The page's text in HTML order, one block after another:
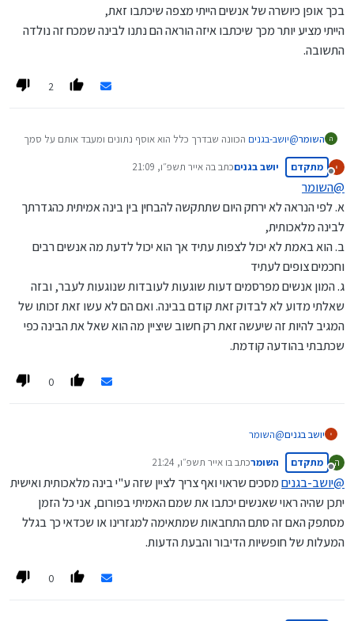
בכך אופן כיושרה של אנשים הייתי מצפה שיכתבו זאת,
הייתי מציע יותר מכך שיכתבו איזה הוראה הם נתנו לבינה שמכח זה נולדה
התשובה.
2
ה השומר@יושב-בגנים הכוונה שבדרך כלל הוא אוסף נתונים ומעבד אותם על סמך
המידע שהוא אסף זה לא בינה אמיתית (אם כי ודאי שהוא אמור לדעת יותר
מכולם) ולכן בשלב זה זה לקחת מידע ולבסס עליו דבר ולא יצירה חדשה
מנותק
מתקדם יושב בגניםכתב בה אייר תשפ״ו, 21:09
נערך לאחרונה על ידי
@השומר
א. לפי הנראה לא ירחק היום שתתקשה להבחין בין בינה אמיתית כהגדרתך
לבינה מלאכותית,
ב. הוא באמת לא יכול לצפות עתיד אך הוא יכול לדעת מה אנשים רבים
וחכמים צופים לעתיד
ג. המון אנשים מפרסמים דעות שוגעות לעובדות שנוגעות לעבר, ובזה
שאלתי מדוע לא לבדוק זאת קודם בבינה. ואם הם לא עשו זאת זכותו של
המגיב להיות זה שיעשה זאת רק חשוב שיציין מה הוא שאל את הבינה כפי
שכתבתי בהודעה קודמת.
0
יושב בגנים@השומר
כהגדרתך לבינה מלאכותית,
ב. הוא באמת לא יכול לצפות עתיד אך הוא יכול לדעת מה אנשים רבים
ג. המון אנשים מפרסמים דעות שוגעות לעובדות שנוגעות לעבר, ובזה
שאלתי מדוע לא לבדוק זאת קודם בבינה. ואם הם לא עשו זאת זכותו
של המגיב להיות זה שיעשה זאת רק חשוב שיציין מה הוא שאל את
ה
מנותק
מתקדם השומרכתב בו אייר תשפ״ו, 21:24
נערך לאחרונה על ידי
@יושב-בגניםמסכים שראוי ואף צריך לציין שזה ע"י בינה מלאכותית ואישית
יתכן שהיה ראוי שאנשים יכתבו את שמם האמיתי בפורום, אני כל הזמן
מסתפק האם זה סתם התחבאות שמתאימה למגזרינו או שכדאי כך בגלל
המעלות של חופשיות הדיבור והבעת הדעות.
0